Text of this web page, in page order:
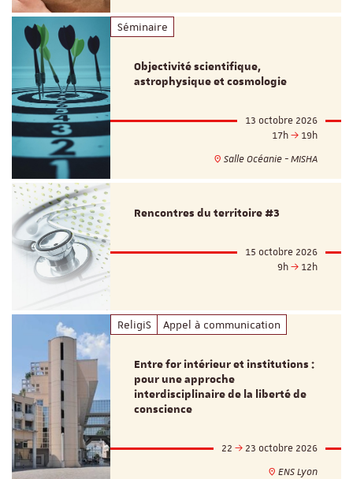
Séminaire
Objectivité scientifique,
astrophysique et cosmologie
13 octobre 2026
17h
19h
Salle Océanie - MISHA
Rencontres du territoire #3
15 octobre 2026
9h
12h
ReligiS Appel à communication
Entre for intérieur et institutions :
pour une approche
interdisciplinaire de la liberté de
conscience
22
23 octobre 2026
ENS Lyon